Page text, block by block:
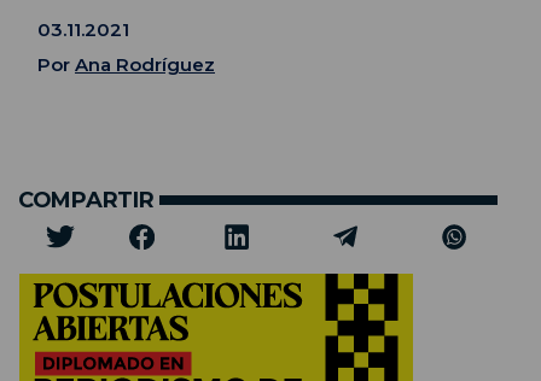
03.11.2021
Por Ana Rodríguez
COMPARTIR